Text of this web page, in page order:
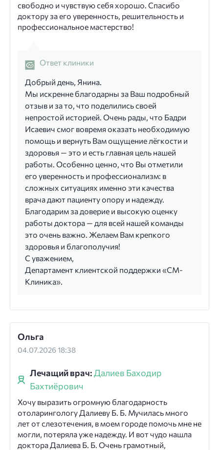
свободно и чувствую себя хорошо. Спасибо
доктору за его уверенность, решительность и
профессиональное мастерство!
Ответ клиники
Добрый день, Янина.
Мы искренне благодарны за Ваш подробный
отзыв и за то, что поделились своей
непростой историей. Очень рады, что Бадри
Исаевич смог вовремя оказать необходимую
помощь и вернуть Вам ощущение лёгкости и
здоровья — это и есть главная цель нашей
работы. Особенно ценно, что Вы отметили
его уверенность и профессионализм: в
сложных ситуациях именно эти качества
врача дают пациенту опору и надежду.
Благодарим за доверие и высокую оценку
работы доктора — для всей нашей команды
это очень важно. Желаем Вам крепкого
здоровья и благополучия!
С уважением,
Департамент клиентской поддержки «СМ-
Клиника».
Ольга
04.07.2026 18:38
Лечащий врач:Далиев Баходир
Бахтиёрович
Хочу выразить огромную благодарность
отоларингологу Далиеву Б. Б. Мучилась много
лет от слезотечения, в моем городе помочь мне не
могли, потеряла уже надежду. И вот чудо нашла
доктора Далиева Б. Б. Очень грамотный,